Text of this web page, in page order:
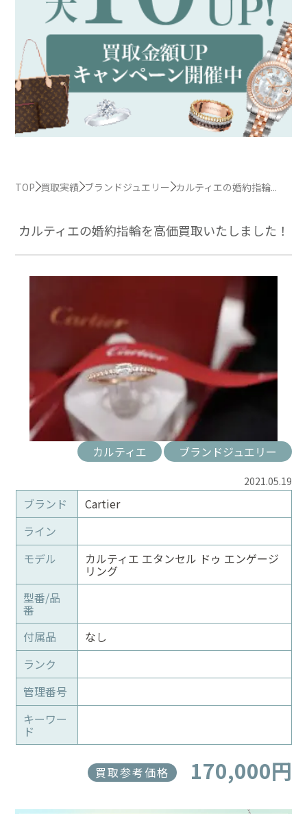
TOP 買取実績 ブランドジュエリー カルティエの婚約指輪...
カルティエの婚約指輪を高価買取いたしました！
カルティエ ブランドジュエリー
2021.05.19
ブランド
Cartier
ライン
モデル
カルティエ エタンセル ドゥ エンゲージ
リング
型番/品
番
付属品
なし
ランク
管理番号
キーワー
ド
買取参考価格 170,000円